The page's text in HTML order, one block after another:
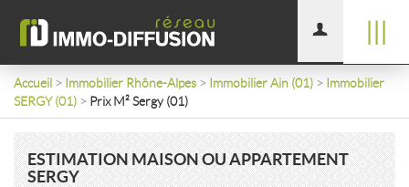
Accueil > Immobilier Rhône-Alpes > Immobilier Ain (01) > Immobilier
SERGY (01) > Prix M² Sergy (01)
ESTIMATION MAISON OU APPARTEMENT
SERGY